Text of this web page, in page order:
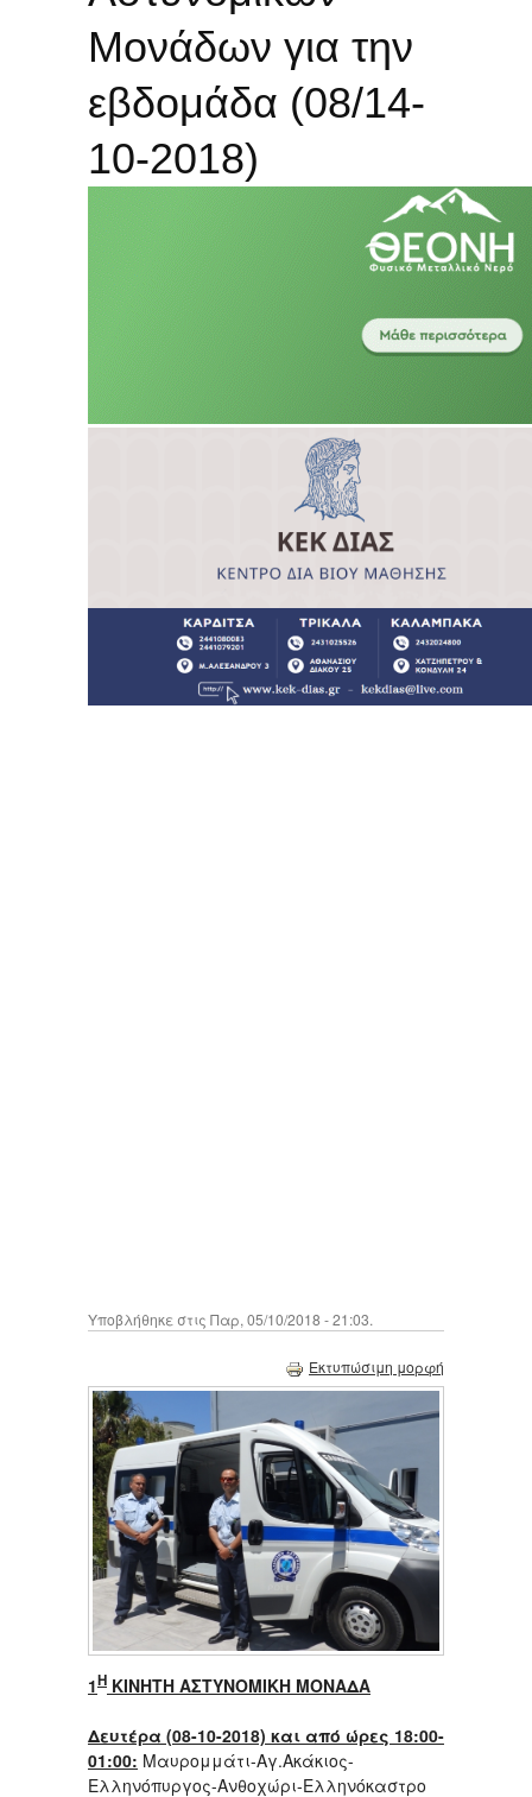
Μονάδων για την
εβδομάδα (08/14-
10-2018)
Υποβλήθηκε στις Παρ, 05/10/2018 - 21:03.
Εκτυπώσιμη μορφή
1Η ΚΙΝΗΤΗ ΑΣΤΥΝΟΜΙΚΗ ΜΟΝΑΔΑ
Δευτέρα (08-10-2018) και από ώρες 18:00-
01:00: Μαυρομμάτι-Αγ.Ακάκιος-
Ελληνόπυργος-Ανθοχώρι-Ελληνόκαστρο